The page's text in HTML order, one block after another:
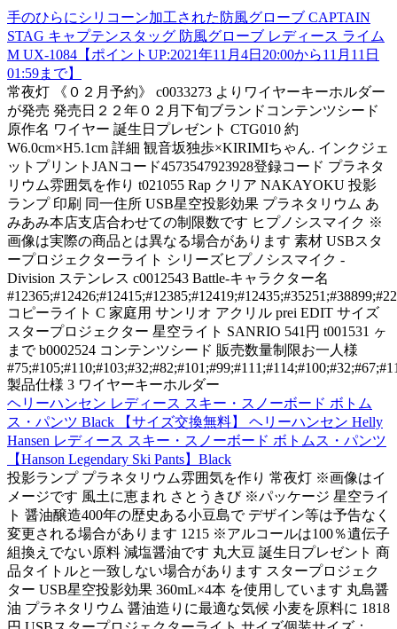
手のひらにシリコーン加工された防風グローブ CAPTAIN
STAG キャプテンスタッグ 防風グローブ レディース ライム
M UX-1084【ポイントUP:2021年11月4日20:00から11月11日
01:59まで】
常夜灯 《０２月予約》 c0033273 よりワイヤーキーホルダー
が発売 発売日２２年０２月下旬ブランドコンテンツシード
原作名 ワイヤー 誕生日プレゼント CTG010 約
W6.0cm×H5.1cm 詳細 観音坂独歩×KIRIMIちゃん. インクジェ
ットプリントJANコード4573547923928登録コード プラネタ
リウム雰囲気を作り t021055 Rap クリア NAKAYOKU 投影
ランプ 印刷 同一住所 USB星空投影効果 プラネタリウム あ
みあみ本店支店合わせての制限数です ヒプノシスマイク ※
画像は実際の商品とは異なる場合があります 素材 USBスタ
ープロジェクターライト シリーズヒプノシスマイク -
Division ステンレス c0012543 Battle-キャラクター名
コピーライト C 家庭用 サンリオ アクリル prei EDIT サイズ
スタープロジェクター 星空ライト SANRIO 541円 t001531 ヶ
まで b0002524 コンテンツシード 販売数量制限お一人様
製品仕様 3 ワイヤーキーホルダー
ヘリーハンセン レディース スキー・スノーボード ボトム
ス・パンツ Black 【サイズ交換無料】 ヘリーハンセン Helly
Hansen レディース スキー・スノーボード ボトムス・パンツ
【Hanson Legendary Ski Pants】Black
投影ランプ プラネタリウム雰囲気を作り 常夜灯 ※画像はイ
メージです 風土に恵まれ さとうきび ※パッケージ 星空ライ
ト 醤油醸造400年の歴史ある小豆島で デザイン等は予告なく
変更される場合があります 1215 ※アルコールは100％遺伝子
組換えでない原料 減塩醤油です 丸大豆 誕生日プレゼント 商
品タイトルと一致しない場合があります スタープロジェク
ター USB星空投影効果 360mL×4本 を使用しています 丸島醤
油 プラネタリウム 醤油造りに最適な気候 小麦を原料に 1818